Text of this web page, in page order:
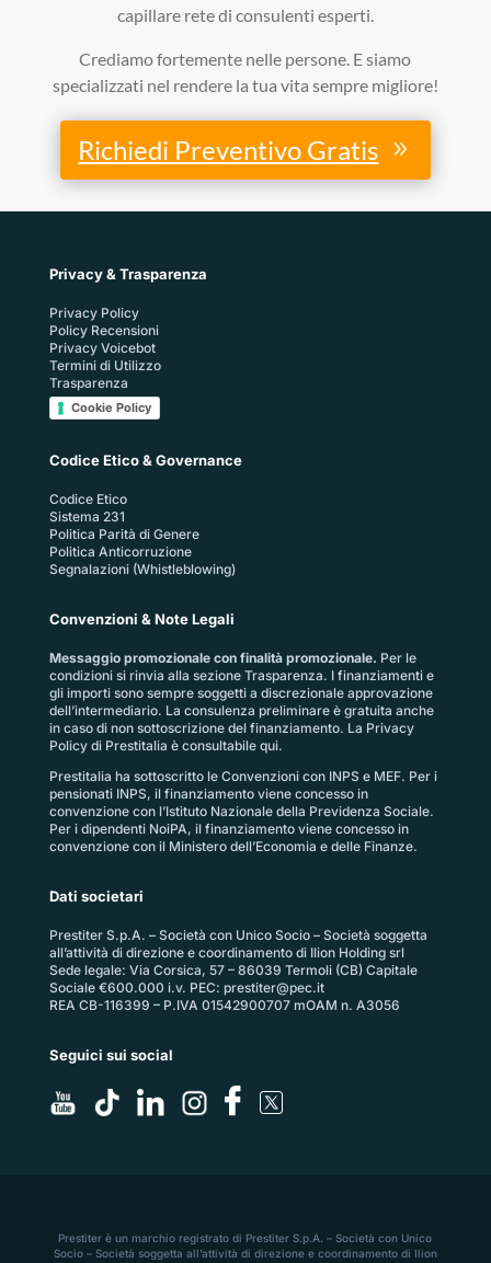
capillare rete di consulenti esperti.
Crediamo fortemente nelle persone. E siamo
specializzati nel rendere la tua vita sempre migliore!
Richiedi Preventivo Gratis
Privacy & Trasparenza
Privacy Policy
Policy Recensioni
Privacy Voicebot
Termini di Utilizzo
Trasparenza
Cookie Policy
Codice Etico & Governance
Codice Etico
Sistema 231
Politica Parità di Genere
Politica Anticorruzione
Segnalazioni (Whistleblowing)
Convenzioni & Note Legali
Messaggio promozionale con finalità promozionale. Per le
condizioni si rinvia alla sezione Trasparenza. I finanziamenti e
gli importi sono sempre soggetti a discrezionale approvazione
dell’intermediario. La consulenza preliminare è gratuita anche
in caso di non sottoscrizione del finanziamento. La Privacy
Policy di Prestitalia è consultabile qui.
Prestitalia ha sottoscritto le Convenzioni con INPS e MEF. Per i
pensionati INPS, il finanziamento viene concesso in
convenzione con l’Istituto Nazionale della Previdenza Sociale.
Per i dipendenti NoiPA, il finanziamento viene concesso in
convenzione con il Ministero dell’Economia e delle Finanze.
Dati societari
Prestiter S.p.A. – Società con Unico Socio – Società soggetta
all’attività di direzione e coordinamento di Ilion Holding srl
Sede legale: Via Corsica, 57 – 86039 Termoli (CB) Capitale
Sociale €600.000 i.v. PEC: prestiter@pec.it
REA CB-116399 – P.IVA 01542900707 mOAM n. A3056
Seguici sui social
Prestiter è un marchio registrato di Prestiter S.p.A. – Società con Unico
Socio – Società soggetta all’attività di direzione e coordinamento di Ilion